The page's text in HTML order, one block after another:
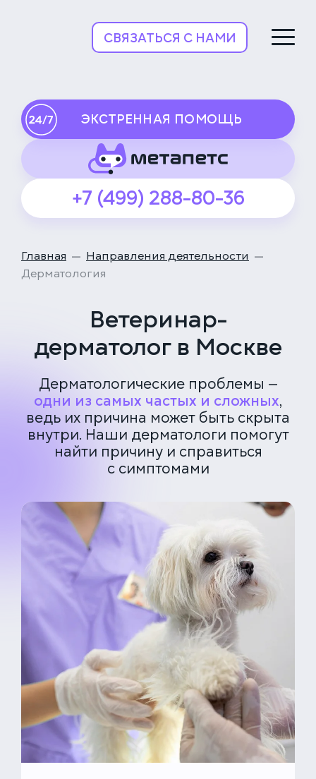
СВЯЗАТЬСЯ С НАМИ
ЭКСТРЕННАЯ ПОМОЩЬ
+7 (499) 288-80-36
Главная
Направления деятельности
Дерматология
Ветеринар-
дерматолог в Москве
Дерматологические проблемы —
одни из самых частых и сложных,
ведь их причина может быть скрыта
внутри. Наши дерматологи помогут
найти причину и справиться
с симптомами